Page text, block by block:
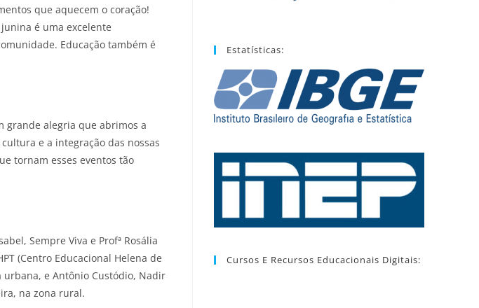
que aquecem o coração!
é uma excelente
Educação também é
grande alegria que abrimos a
e a integração das nossas
tornam esses eventos tão
Sempre Viva e Profª Rosália
(Centro Educacional Helena de
urbana, e Antônio Custódio, Nadir
na zona rural.
Estatísticas:
Cursos E Recursos Educacionais Digitais: